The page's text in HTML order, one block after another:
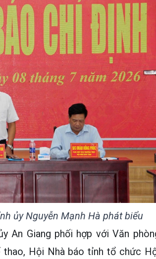
ủy Nguyễn Mạnh Hà phát biểu
An Giang phối hợp với Văn
thao, Hội Nhà báo tỉnh tổ chức